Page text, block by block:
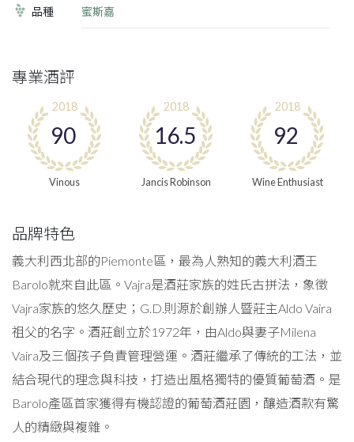
品種 蜜斯嘉
專業酒評
2018
90
Vinous
2018
16.5
Jancis Robinson
2018
92
Wine Enthusiast
品牌特色
義大利西北部的Piemonte區，最為人熟知的義大利酒王
Barolo就來自此區。Vajra是酒莊家族的姓氏古拼法，象徵
Vajra家族的悠久歷史；G.D.則源於創辦人暨莊主Aldo Vaira
祖父的名字。酒莊創立於1972年，由Aldo與妻子Milena
Vaira及三個孩子負責管理營運。酒莊繼承了傳統的工法，並
結合現代的理念與科技，打造出風格獨特的優質葡萄酒。是
Barolo產區首家獲得有機認證的葡萄酒莊園，釀造酒款有驚
人的精緻與複雜。